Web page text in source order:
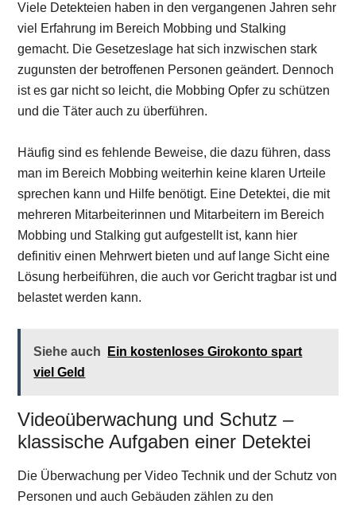
Viele Detekteien haben in den vergangenen Jahren sehr
viel Erfahrung im Bereich Mobbing und Stalking
gemacht. Die Gesetzeslage hat sich inzwischen stark
zugunsten der betroffenen Personen geändert. Dennoch
ist es gar nicht so leicht, die Mobbing Opfer zu schützen
und die Täter auch zu überführen.
Häufig sind es fehlende Beweise, die dazu führen, dass
man im Bereich Mobbing weiterhin keine klaren Urteile
sprechen kann und Hilfe benötigt. Eine Detektei, die mit
mehreren Mitarbeiterinnen und Mitarbeitern im Bereich
Mobbing und Stalking gut aufgestellt ist, kann hier
definitiv einen Mehrwert bieten und auf lange Sicht eine
Lösung herbeiführen, die auch vor Gericht tragbar ist und
belastet werden kann.
Siehe auch
Ein kostenloses Girokonto spart
viel Geld
Videoüberwachung und Schutz –
klassische Aufgaben einer Detektei
Die Überwachung per Video Technik und der Schutz von
Personen und auch Gebäuden zählen zu den